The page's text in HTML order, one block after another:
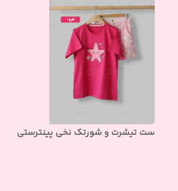
ست تیشرت و شورتک نخی پینترستی